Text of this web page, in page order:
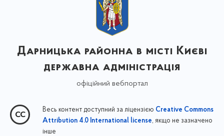
Дарницька районна в місті Києві
державна адміністрація
офіційний вебпортал
Весь контент доступний за ліцензією Creative Commons
Attribution 4.0 International license, якщо не зазначено
інше